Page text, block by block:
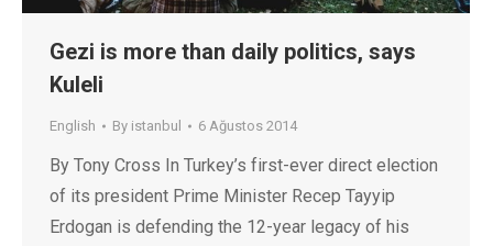
Gezi is more than daily politics, says
Kuleli
English By istanbul 6 Ağustos 2014
By Tony Cross In Turkey’s first-ever direct election
of its president Prime Minister Recep Tayyip
Erdogan is defending the 12-year legacy of his